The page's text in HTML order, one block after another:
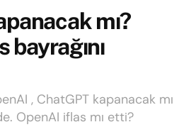
mı?
bayrağını
, ChatGPT kapanacak mı
OpenAI iflas mı etti?